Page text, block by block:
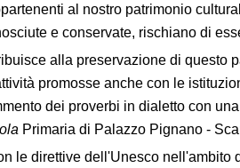
al nostro patrimonio
e conservate, rischiano di
alla preservazione di questo
promosse anche con le
dei proverbi in dialetto con
Primaria di Palazzo Pignano -
le direttive dell'Unesco nell'ambito